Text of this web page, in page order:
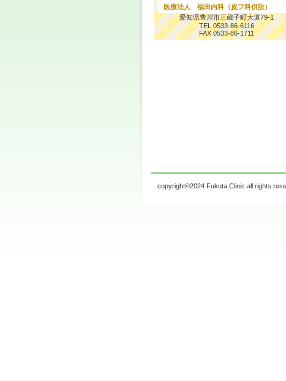
医療法人 福田内科（皮フ科併設）
愛知県豊川市三蔵子町大道79-1
TEL 0533-86-6116
FAX 0533-86-1711
copyright©2024 Fukuta Clinic all rights